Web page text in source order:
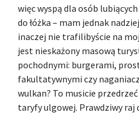
więc wyspą dla osób
do łóżka – mam jednak
inaczej nie trafilibyście na
jest nieskażony masową
pochodnymi: burgerami,
fakultatywnymi czy
wulkan? To musicie
taryfy ulgowej. Prawdziwy